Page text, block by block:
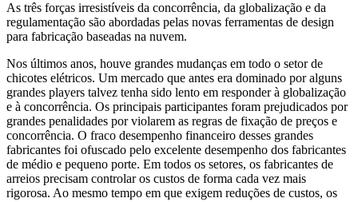
As três forças irresistíveis da concorrência, da globalização e da
regulamentação são abordadas pelas novas ferramentas de design
para fabricação baseadas na nuvem.
Nos últimos anos, houve grandes mudanças em todo o setor de
chicotes elétricos. Um mercado que antes era dominado por alguns
grandes players talvez tenha sido lento em responder à globalização
e à concorrência. Os principais participantes foram prejudicados por
grandes penalidades por violarem as regras de fixação de preços e
concorrência. O fraco desempenho financeiro desses grandes
fabricantes foi ofuscado pelo excelente desempenho dos fabricantes
de médio e pequeno porte. Em todos os setores, os fabricantes de
arreios precisam controlar os custos de forma cada vez mais
rigorosa. Ao mesmo tempo em que exigem reduções de custos, os